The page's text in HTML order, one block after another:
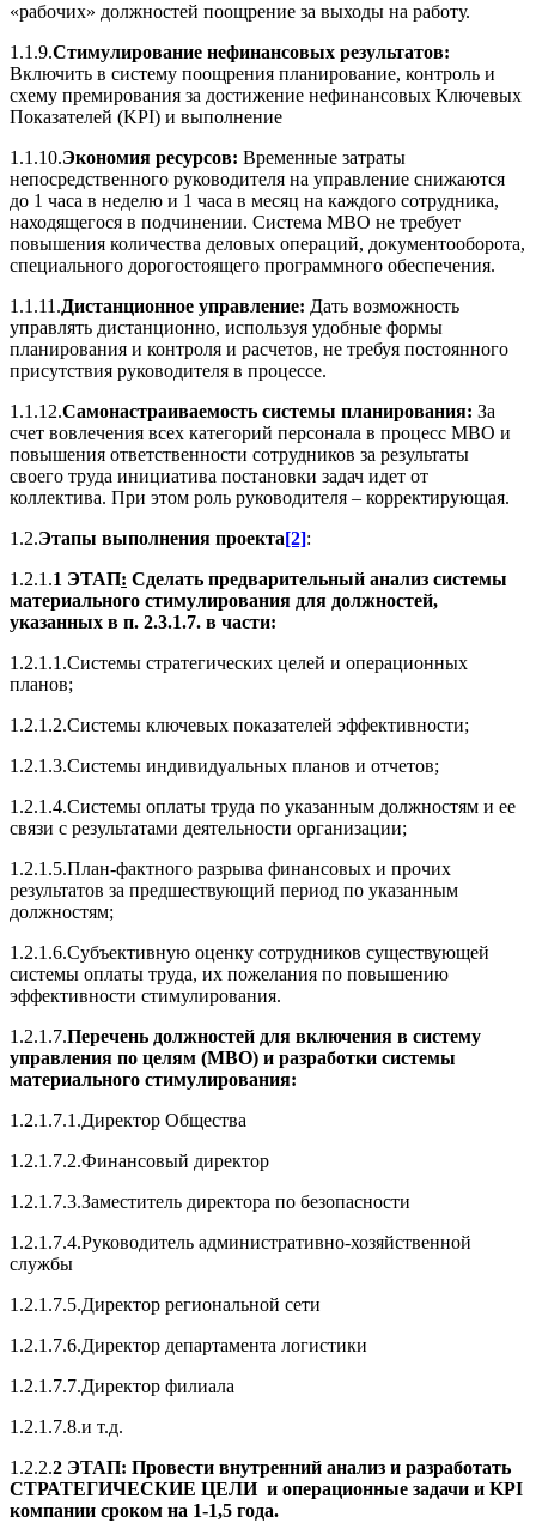
«рабочих» должностей поощрение за выходы на работу.
1.1.9.Стимулирование нефинансовых результатов:
Включить в систему поощрения планирование, контроль и
схему премирования за достижение нефинансовых Ключевых
Показателей (KPI) и выполнение
1.1.10.Экономия ресурсов: Временные затраты
непосредственного руководителя на управление снижаются
до 1 часа в неделю и 1 часа в месяц на каждого сотрудника,
находящегося в подчинении. Система МВО не требует
повышения количества деловых операций, документооборота,
специального дорогостоящего программного обеспечения.
1.1.11.Дистанционное управление: Дать возможность
управлять дистанционно, используя удобные формы
планирования и контроля и расчетов, не требуя постоянного
присутствия руководителя в процессе.
1.1.12.Самонастраиваемость системы планирования: За
счет вовлечения всех категорий персонала в процесс МВО и
повышения ответственности сотрудников за результаты
своего труда инициатива постановки задач идет от
коллектива. При этом роль руководителя – корректирующая.
1.2.Этапы выполнения проекта[2]:
1.2.1.1 ЭТАП: Сделать предварительный анализ системы
материального стимулирования для должностей,
указанных в п. 2.3.1.7. в части:
1.2.1.1.Системы стратегических целей и операционных
планов;
1.2.1.2.Системы ключевых показателей эффективности;
1.2.1.3.Системы индивидуальных планов и отчетов;
1.2.1.4.Системы оплаты труда по указанным должностям и ее
связи с результатами деятельности организации;
1.2.1.5.План-фактного разрыва финансовых и прочих
результатов за предшествующий период по указанным
должностям;
1.2.1.6.Субъективную оценку сотрудников существующей
системы оплаты труда, их пожелания по повышению
эффективности стимулирования.
1.2.1.7.Перечень должностей для включения в систему
управления по целям (МВО) и разработки системы
материального стимулирования:
1.2.1.7.1.Директор Общества
1.2.1.7.2.Финансовый директор
1.2.1.7.3.Заместитель директора по безопасности
1.2.1.7.4.Руководитель административно-хозяйственной
службы
1.2.1.7.5.Директор региональной сети
1.2.1.7.6.Директор департамента логистики
1.2.1.7.7.Директор филиала
1.2.1.7.8.и т.д.
1.2.2.2 ЭТАП: Провести внутренний анализ и разработать
СТРАТЕГИЧЕСКИЕ ЦЕЛИ и операционные задачи и KPI
компании сроком на 1-1,5 года.